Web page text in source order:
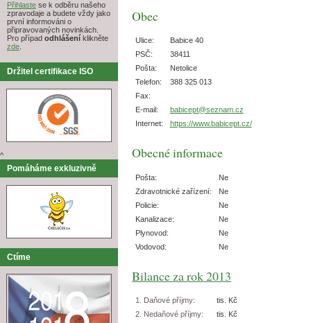
Přihlaste se k odběru našeho
zpravodaje a budete vždy jako
první informováni o
připravovaných novinkách.
Pro případ odhlášení klikněte
zde.
Držitel certifikace ISO
^
Pomáháme exkluzivně
Ctíme
Obec
Ulice:
Babice 40
PSČ:
38411
Pošta:
Netolice
Telefon:
388 325 013
Fax:
E-mail:
babicept@seznam.cz
Internet:
https://www.babicept.cz/
Obecné informace
Pošta:
Ne
Zdravotnické zařízení:
Ne
Policie:
Ne
Kanalizace:
Ne
Plynovod:
Ne
Vodovod:
Ne
Bilance za rok 2013
1. Daňové příjmy:
tis. Kč
2. Nedaňové příjmy:
tis. Kč